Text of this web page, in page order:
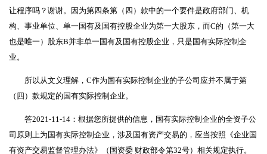
让程序吗？谢谢。因为第四条第（四）款中的一个要件是政府部门、机
构、事业单位、单一国有及国有控股企业为第一大股东，而C的（第一大
也是唯一）股东B并非单一国有及国有控股企业，只是国有实际控制企
业。
所以从文义理解，C作为国有实际控制企业的子公司应并不属于第
（四）款规定的国有实际控制企业。
答2021-11-14：根据您所提供的信息，国有实际控制企业的全资子公
司原则上为国有实际控制企业，涉及国有资产交易的，应当按照《企业国
有资产交易监督管理办法》（国资委 财政部令第32号）相关规定执行。